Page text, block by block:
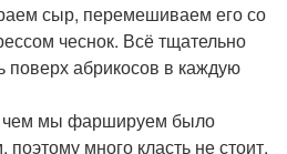
сыр, перемешиваем его со
чеснок. Всё тщательно
абрикосов в каждую
чем мы фаршируем было
много класть не стоит,